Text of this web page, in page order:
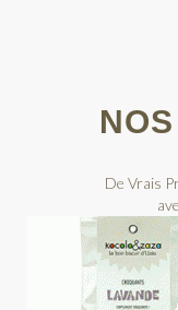
De Vrais